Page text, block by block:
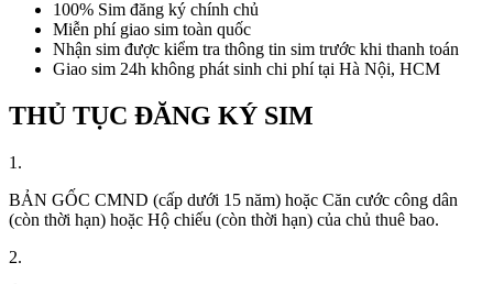
100% Sim đăng ký chính chủ
Miễn phí giao sim toàn quốc
Nhận sim được kiểm tra thông tin sim trước khi thanh toán
Giao sim 24h không phát sinh chi phí tại Hà Nội, HCM
THỦ TỤC ĐĂNG KÝ SIM
1.
BẢN GỐC CMND (cấp dưới 15 năm) hoặc Căn cước công dân
(còn thời hạn) hoặc Hộ chiếu (còn thời hạn) của chủ thuê bao.
2.